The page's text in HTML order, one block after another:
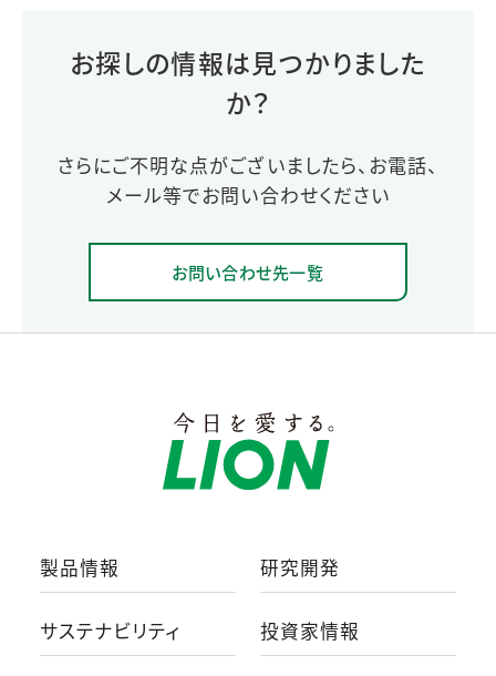
お探しの情報は見つかりました
か？
さらにご不明な点がございましたら、お電話、
メール等でお問い合わせください
お問い合わせ先一覧
製品情報 研究開発
サステナビリティ 投資家情報